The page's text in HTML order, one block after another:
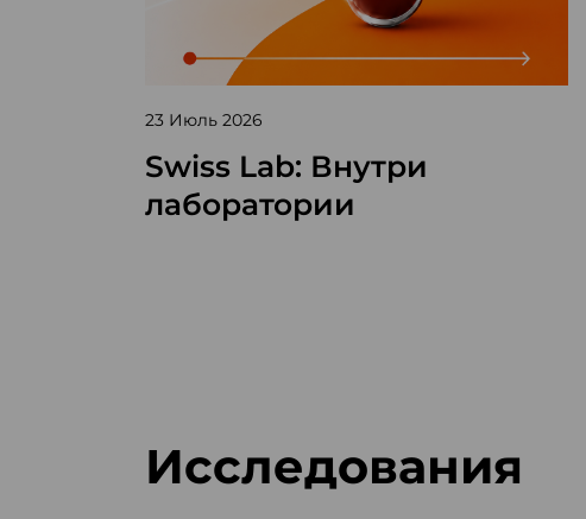
23 Июль 2026
Swiss Lab: Внутри
лаборатории
Исследования